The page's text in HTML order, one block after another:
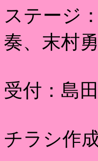
ステージ
奏、末村
受付：島
チラシ作